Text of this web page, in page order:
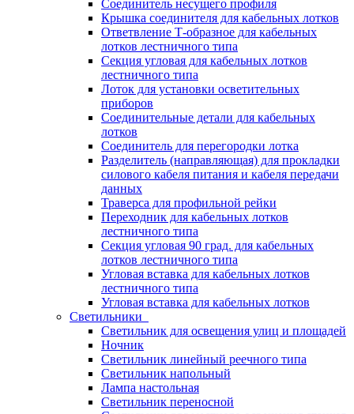
Соединитель несущего профиля
Крышка соединителя для кабельных лотков
Ответвление Т-образное для кабельных
лотков лестничного типа
Секция угловая для кабельных лотков
лестничного типа
Лоток для установки осветительных
приборов
Соединительные детали для кабельных
лотков
Соединитель для перегородки лотка
Разделитель (направляющая) для прокладки
силового кабеля питания и кабеля передачи
данных
Траверса для профильной рейки
Переходник для кабельных лотков
лестничного типа
Секция угловая 90 град. для кабельных
лотков лестничного типа
Угловая вставка для кабельных лотков
лестничного типа
Угловая вставка для кабельных лотков
Светильники
Светильник для освещения улиц и площадей
Ночник
Светильник линейный реечного типа
Светильник напольный
Лампа настольная
Светильник переносной